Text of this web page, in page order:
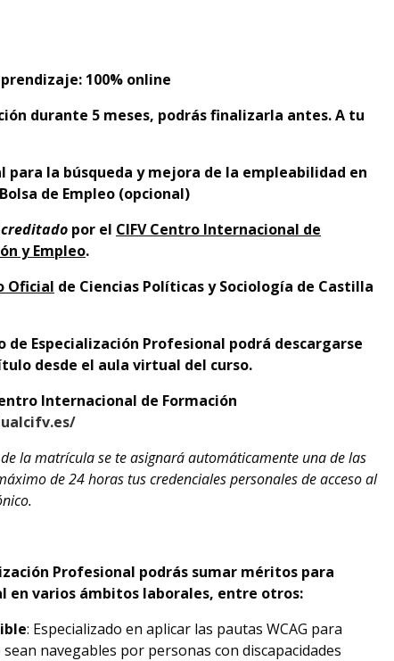
100% online
durante 5 meses, podrás finalizarla antes. A tu
para la búsqueda y mejora de la empleabilidad en
de Empleo (opcional)
por el CIFV Centro Internacional de
y Empleo.
Oficial de Ciencias Políticas y Sociología de Castilla
de Especialización Profesional podrá descargarse
desde el aula virtual del curso.
Internacional de Formación
la matrícula se te asignará automáticamente una de las
de 24 horas tus credenciales personales de acceso al
Profesional podrás sumar méritos para
en varios ámbitos laborales, entre otros:
: Especializado en aplicar las pautas WCAG para
navegables por personas con discapacidades